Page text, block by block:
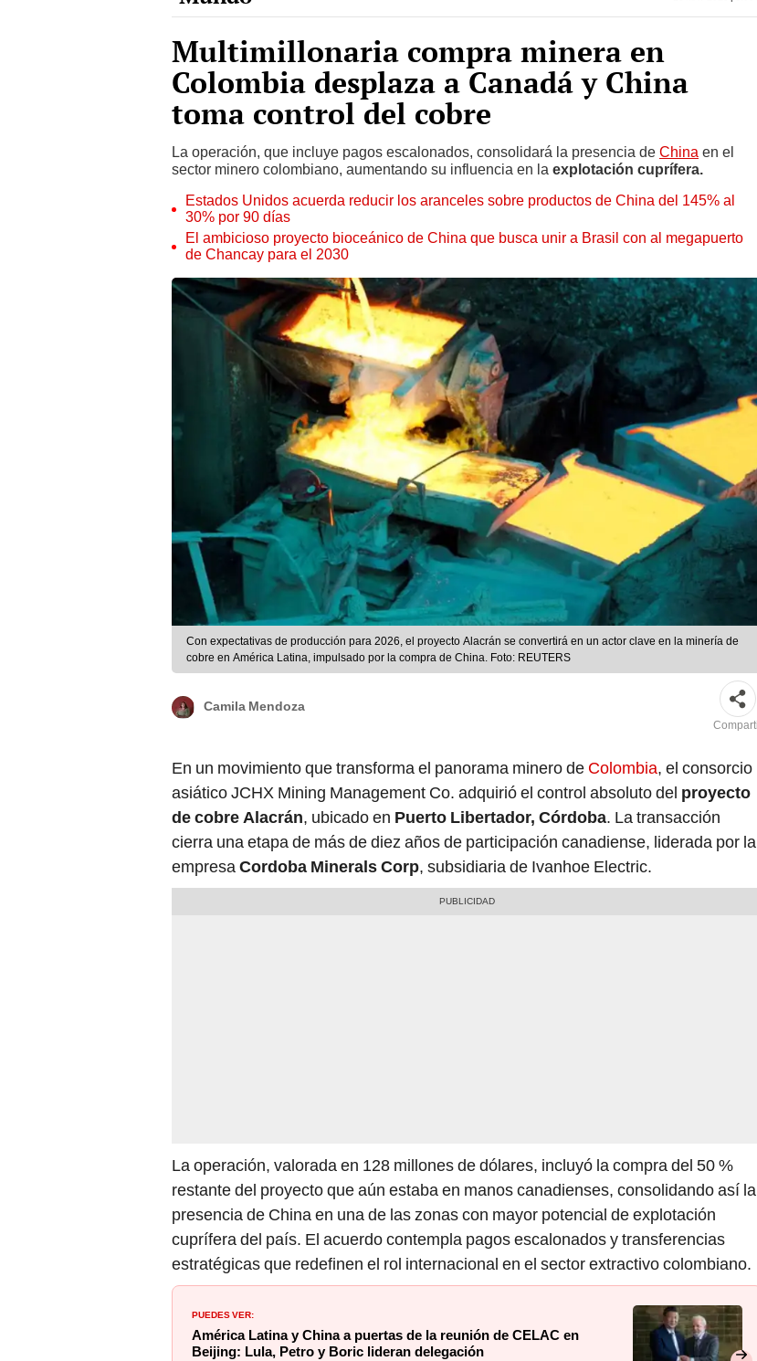
Multimillonaria compra minera en
Colombia desplaza a Canadá y China
toma control del cobre
La operación, que incluye pagos escalonados, consolidará la presencia de
sector minero colombiano, aumentando su influencia en la explotación cuprífera.
Estados Unidos acuerda reducir los aranceles sobre productos de China del 145% al
30% por 90 días
El ambicioso proyecto bioceánico de China que busca unir a Brasil con al megapuerto
de Chancay para el 2030
Con expectativas de producción para 2026, el proyecto Alacrán se convertirá en un actor clave en la minería de
cobre en América Latina, impulsado por la compra de China. Foto: REUTERS
Compartir
asiático JCHX Mining Management Co. adquirió el control absoluto del proyecto
de cobre Alacrán, ubicado enPuerto Libertador, Córdoba. La transacción
cierra una etapa de más de diez años de participación canadiense, liderada por la
empresaCordoba Minerals Corp, subsidiaria de Ivanhoe Electric.
restante del proyecto que aún estaba en manos canadienses, consolidando así la
presencia de China en una de las zonas con mayor potencial de explotación
cuprífera del país. El acuerdo contempla pagos escalonados y transferencias
estratégicas que redefinen el rol internacional en el sector extractivo colombiano.
PUEDES VER:
América Latina y China a puertas de la reunión de CELAC en
Beijing: Lula, Petro y Boric lideran delegación